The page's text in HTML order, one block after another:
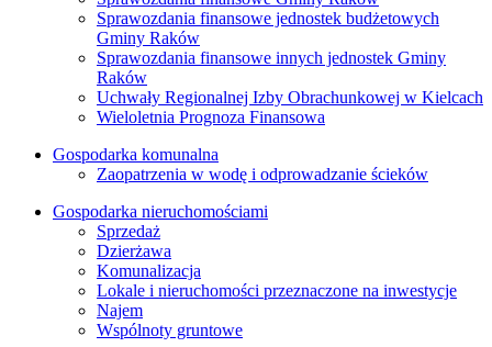
Sprawozdania finansowe jednostek budżetowych
Gminy Raków
Sprawozdania finansowe innych jednostek Gminy
Raków
Uchwały Regionalnej Izby Obrachunkowej w Kielcach
Wieloletnia Prognoza Finansowa
Gospodarka komunalna
Zaopatrzenia w wodę i odprowadzanie ścieków
Gospodarka nieruchomościami
Sprzedaż
Dzierżawa
Komunalizacja
Lokale i nieruchomości przeznaczone na inwestycje
Najem
Wspólnoty gruntowe